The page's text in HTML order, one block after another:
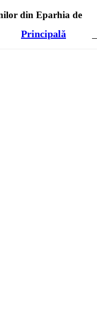
Principală
din Eparhia de